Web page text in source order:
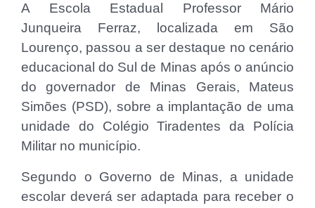
A Escola Estadual Professor Mário
Junqueira Ferraz, localizada em São
Lourenço, passou a ser destaque no cenário
educacional do Sul de Minas após o anúncio
do governador de Minas Gerais, Mateus
Simões (PSD), sobre a implantação de uma
unidade do Colégio Tiradentes da Polícia
Militar no município.
Segundo o Governo de Minas, a unidade
escolar deverá ser adaptada para receber o